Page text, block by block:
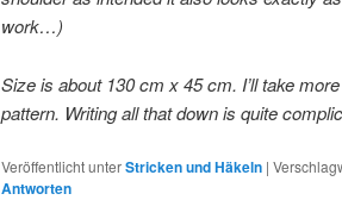
work…)
Size is about 130 cm x 45 cm. I’ll take
pattern. Writing all that down is quite
Veröffentlicht unterStricken und Häkeln |
Antworten